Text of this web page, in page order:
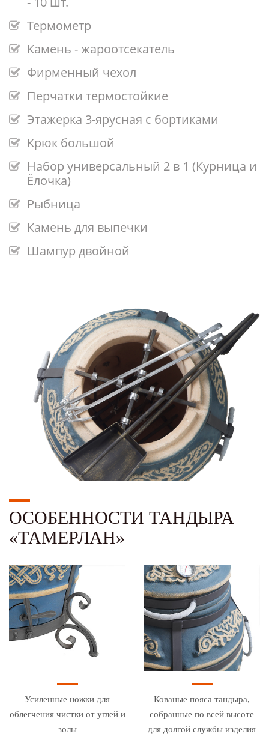
Термометр
Камень - жароотсекатель
Фирменный чехол
Перчатки термостойкие
Этажерка 3-ярусная с бортиками
Крюк большой
Набор универсальный 2 в 1 (Курница и
Ёлочка)
Рыбница
Камень для выпечки
Шампур двойной
ОСОБЕННОСТИ ТАНДЫРА
«ТАМЕРЛАН»
Усиленные ножки для
облегчения чистки от углей и
золы
Кованые пояса тандыра,
собранные по всей высоте
для долгой службы изделия